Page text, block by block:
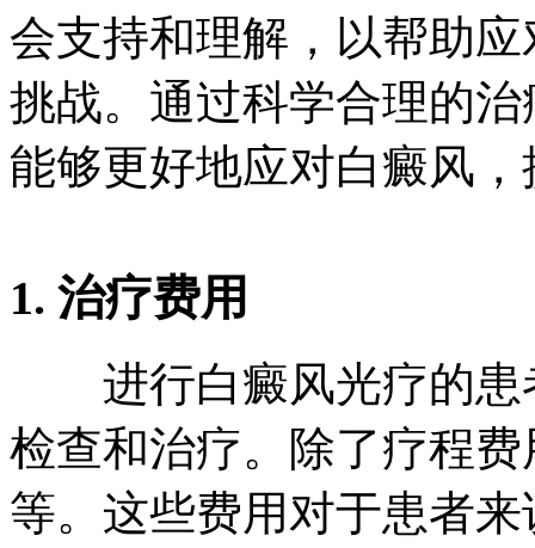
会支持和理解，以帮助
挑战。通过科学合理的
能够更好地应对白癜风
1. 治疗费用
进行白癜风光疗的患
检查和治疗。除了疗程
等。这些费用对于患者